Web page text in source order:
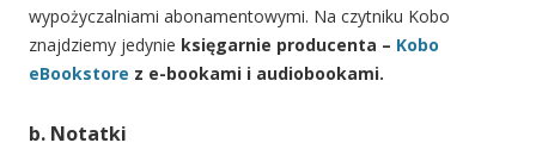
wypożyczalniami abonamentowymi. Na czytniku Kobo
znajdziemy jedynie księgarnie producenta – Kobo
eBookstore z e-bookami i audiobookami.
b. Notatki